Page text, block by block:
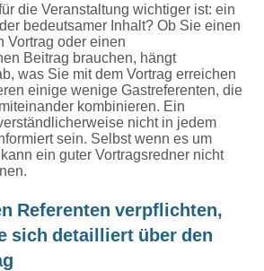
die Veranstaltung wichtiger ist: ein
bedeutsamer Inhalt? Ob Sie einen
Vortrag oder einen
Beitrag brauchen, hängt
was Sie mit dem Vortrag erreichen
einige wenige Gastreferenten, die
kombinieren. Ein
nicht in jedem
sein. Selbst wenn es um
ein guter Vortragsredner nicht
Referenten verpflichten,
sich detailliert über den